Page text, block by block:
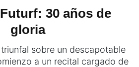
30 años de
gloria
sobre un descapotable
a un recital cargado de